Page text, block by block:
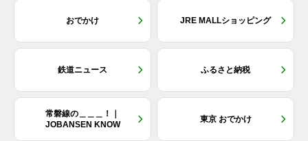
おでかけ JRE MALLショッピング
鉄道ニュース ふるさと納税
常磐線の＿＿＿！｜
JOBANSEN KNOW
東京 おでかけ